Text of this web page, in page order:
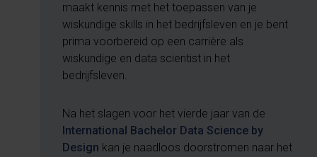
maakt kennis met het toepassen van je
wiskundige skills in het bedrijfsleven en je bent
prima voorbereid op een carrière als
wiskundige en data scientist in het
bedrijfsleven.
Na het slagen voor het vierde jaar van de
International Bachelor Data Science by
Design kan je naadloos doorstromen naar het